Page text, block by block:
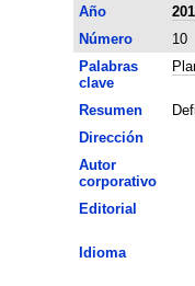
Año
Número
10
Palabras
clave
Resumen
Dirección
Autor
corporativo
Editorial
Idioma